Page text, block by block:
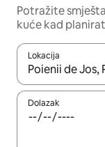
Potražite
kuće kad
Lokacija
Kada budu
Dolazak